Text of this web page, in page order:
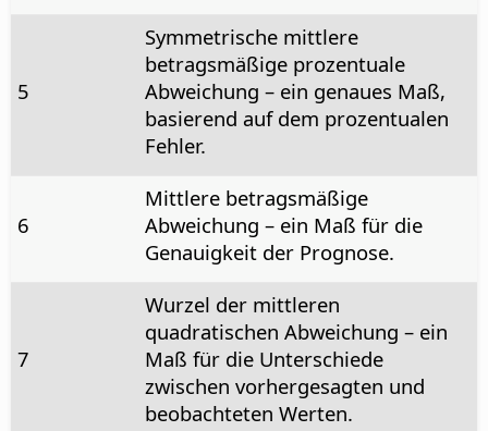
5
Symmetrische mittlere
betragsmäßige prozentuale
Abweichung – ein genaues Maß,
basierend auf dem prozentualen
Fehler.
6
Mittlere betragsmäßige
Abweichung – ein Maß für die
Genauigkeit der Prognose.
7
Wurzel der mittleren
quadratischen Abweichung – ein
Maß für die Unterschiede
zwischen vorhergesagten und
beobachteten Werten.